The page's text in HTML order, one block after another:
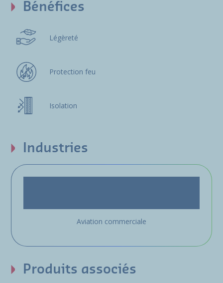
Bénéfices
Légèreté
Protection feu
Isolation
Industries
Aviation commerciale
Produits associés